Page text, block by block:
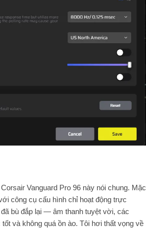
Vanguard Pro 96 này nói chung. Mặc
công cụ cấu hình chỉ hoạt động trực
bù đắp lại — âm thanh tuyệt vời, các
và không quá ồn ào. Tôi hơi thất vọng về